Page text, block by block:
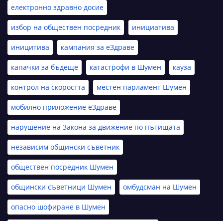
електронно здравно досие
избор на обществен посредник инициатива
иницитива кампания за еЗдраве
капачки за бъдеще катастрофи в Шумен кауза
контрол на скоростта местен парламент Шумен
мобилно приложение еЗдраве
нарушение на Закона за движение по пътищата
независим общински съветник
обществен посредник Шумен
общински съветници Шумен омбудсман на Шумен
опасно шофиране в Шумен